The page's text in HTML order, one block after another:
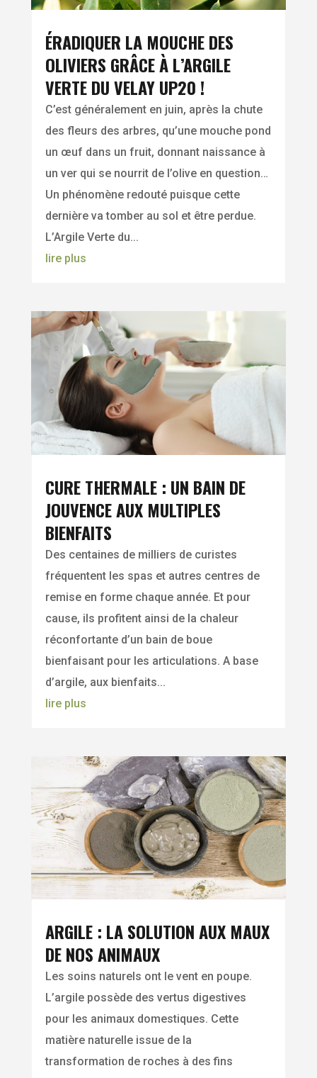
ÉRADIQUER LA MOUCHE DES
OLIVIERS GRÂCE À L’ARGILE
VERTE DU VELAY UP20 !
C’est généralement en juin, après la chute
des fleurs des arbres, qu’une mouche pond
un œuf dans un fruit, donnant naissance à
un ver qui se nourrit de l’olive en question…
Un phénomène redouté puisque cette
dernière va tomber au sol et être perdue.
L’Argile Verte du...
lire plus
CURE THERMALE : UN BAIN DE
JOUVENCE AUX MULTIPLES
BIENFAITS
Des centaines de milliers de curistes
fréquentent les spas et autres centres de
remise en forme chaque année. Et pour
cause, ils profitent ainsi de la chaleur
réconfortante d’un bain de boue
bienfaisant pour les articulations. A base
d’argile, aux bienfaits...
lire plus
ARGILE : LA SOLUTION AUX MAUX
DE NOS ANIMAUX
Les soins naturels ont le vent en poupe.
L’argile possède des vertus digestives
pour les animaux domestiques. Cette
matière naturelle issue de la
transformation de roches à des fins